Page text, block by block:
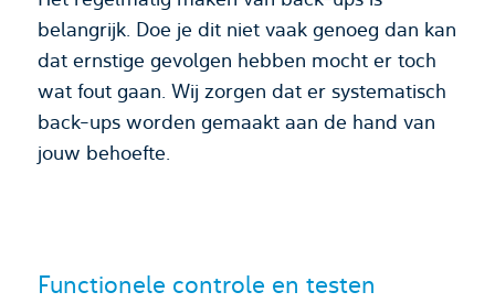
belangrijk. Doe je dit niet vaak genoeg dan kan
dat ernstige gevolgen hebben mocht er toch
wat fout gaan. Wij zorgen dat er systematisch
back-ups worden gemaakt aan de hand van
jouw behoefte.
Functionele controle en testen